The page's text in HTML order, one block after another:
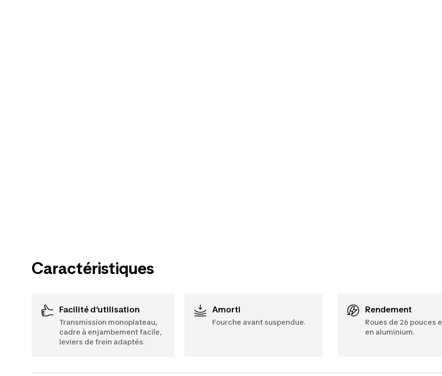
Caractéristiques
Facilité d'utilisation
Transmission monoplateau,
cadre à enjambement facile,
leviers de frein adaptés.
Amorti
Fourche avant suspendue.
Rendement
Roues de 26 pouces
en aluminium.